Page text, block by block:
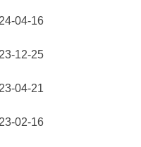
04-16
12-25
04-21
02-16